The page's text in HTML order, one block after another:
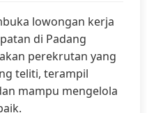
lowongan kerja
di Padang
perekrutan yang
teliti, terampil
mampu mengelola